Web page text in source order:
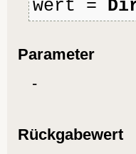
wert =
Parameter
-
Rückgabewert